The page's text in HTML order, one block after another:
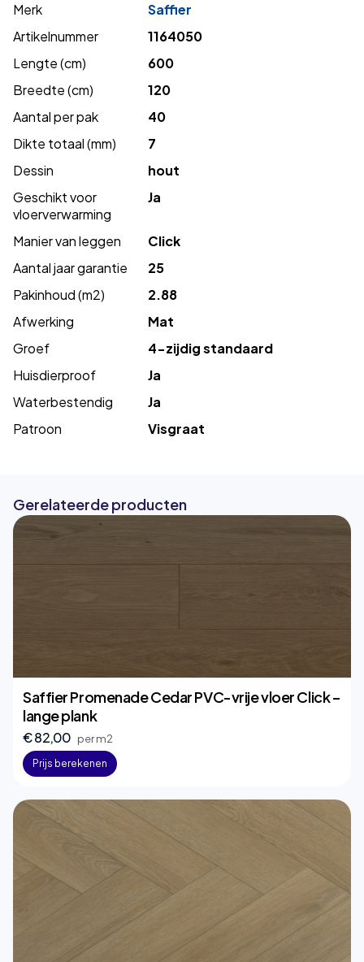
Merk
Saffier
Artikelnummer
1164050
Lengte (cm)
600
Breedte (cm)
120
Aantal per pak
40
Dikte totaal (mm)
7
Dessin
hout
Geschikt voor
vloerverwarming
Ja
Manier van leggen
Click
Aantal jaar garantie
25
Pakinhoud (m2)
2.88
Afwerking
Mat
Groef
4-zijdig standaard
Huisdierproof
Ja
Waterbestendig
Ja
Patroon
Visgraat
Gerelateerde producten
Saffier Promenade Cedar PVC-vrije vloer Click –
lange plank
€ 82,00 per m2
Prijs berekenen